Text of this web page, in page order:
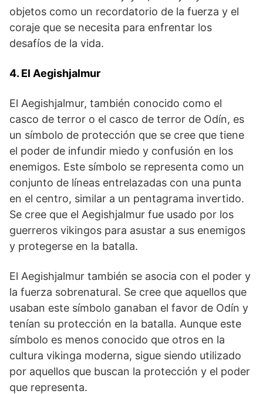
objetos como un ​recordatorio⁤ de la fuerza⁢ y el
coraje que se necesita para enfrentar los
desafíos‌ de la vida.
4. El Aegishjalmur
El Aegishjalmur, también conocido como el
casco de terror o el casco ‌de terror de Odín, es
un símbolo ⁣de protección que se cree‌ que tiene
el poder de infundir ​miedo ⁢y confusión en los‌
enemigos. Este símbolo se representa como un
conjunto de ​líneas entrelazadas con una punta
en el centro, ⁢similar a un pentagrama ⁢invertido.
Se cree que el Aegishjalmur ⁤fue usado por los
guerreros vikingos ​para asustar‌ a sus enemigos
y protegerse en la batalla.
El Aegishjalmur‌ también se asocia con el poder y​
la⁣ fuerza sobrenatural.⁤ Se cree que⁤ aquellos que
usaban este ⁢símbolo ganaban el‌ favor de ⁢Odín y
tenían‌ su protección ‍en la batalla. Aunque este
símbolo es menos conocido ‍que otros en la
cultura vikinga moderna, sigue siendo utilizado
por aquellos que buscan la protección y el ‌poder
que representa.